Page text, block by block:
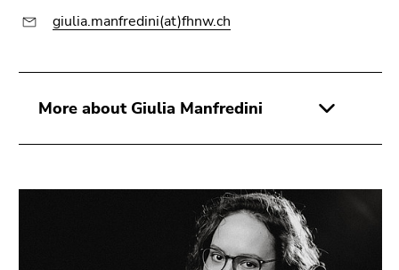
giulia.manfredini(at)fhnw.ch
More about Giulia Manfredini